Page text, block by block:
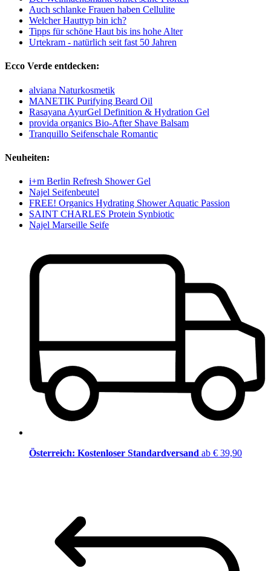
Auch schlanke Frauen haben Cellulite
Welcher Hauttyp bin ich?
Tipps für schöne Haut bis ins hohe Alter
Urtekram - natürlich seit fast 50 Jahren
Ecco Verde entdecken:
alviana Naturkosmetik
MANETIK Purifying Beard Oil
Rasayana AyurGel Definition & Hydration Gel
provida organics Bio-After Shave Balsam
Tranquillo Seifenschale Romantic
Neuheiten:
i+m Berlin Refresh Shower Gel
Najel Seifenbeutel
FREE! Organics Hydrating Shower Aquatic Passion
SAINT CHARLES Protein Synbiotic
Najel Marseille Seife
Österreich: Kostenloser Standardversand ab € 39,90